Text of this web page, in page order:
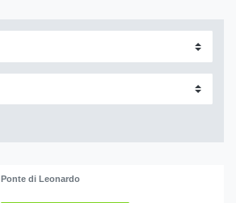
Ponte di Leonardo